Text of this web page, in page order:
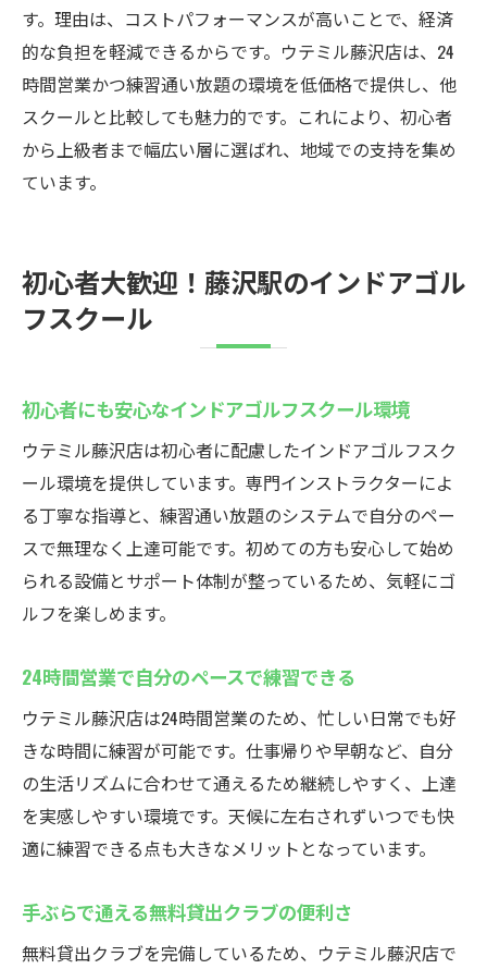
藤沢駅のインドアゴルフスクールウテミルでス
キルアップ
インドアゴルフスクールの個別レッスンで
成長
スイング解析で技術が見えるインドアゴル
通い放題プランで効率的に練習
藤沢駅近くでレベルアップを目指す方法
健康と技術向上を両立できる環境
24時間営業の強みを活かした練習方法
インドアゴルフスクールでの継続的な上達
時間を選ばず通える利便性が魅力
初心者から上級者まで楽しめる環境
藤沢駅近くで始めるインドアゴルフ生活
健康と趣味を両立できるゴルフ習慣
す。理由は、コストパフォーマンスが高いことで、経済
的な負担を軽減できるからです。ウテミル藤沢店は、24
時間営業かつ練習通い放題の環境を低価格で提供し、他
スクールと比較しても魅力的です。これにより、初心者
から上級者まで幅広い層に選ばれ、地域での支持を集め
ています。
初心者大歓迎！藤沢駅のインドアゴル
フスクール
初心者にも安心なインドアゴルフスクール環境
ウテミル藤沢店は初心者に配慮したインドアゴルフスク
ール環境を提供しています。専門インストラクターによ
る丁寧な指導と、練習通い放題のシステムで自分のペー
スで無理なく上達可能です。初めての方も安心して始め
られる設備とサポート体制が整っているため、気軽にゴ
ルフを楽しめます。
24時間営業で自分のペースで練習できる
ウテミル藤沢店は24時間営業のため、忙しい日常でも好
きな時間に練習が可能です。仕事帰りや早朝など、自分
の生活リズムに合わせて通えるため継続しやすく、上達
を実感しやすい環境です。天候に左右されずいつでも快
適に練習できる点も大きなメリットとなっています。
手ぶらで通える無料貸出クラブの便利さ
無料貸出クラブを完備しているため、ウテミル藤沢店で